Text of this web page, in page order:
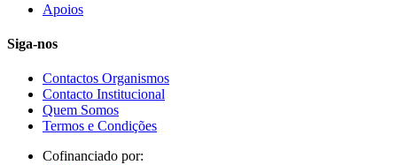
Apoios
Siga-nos
Contactos Organismos
Contacto Institucional
Quem Somos
Termos e Condições
Cofinanciado por: